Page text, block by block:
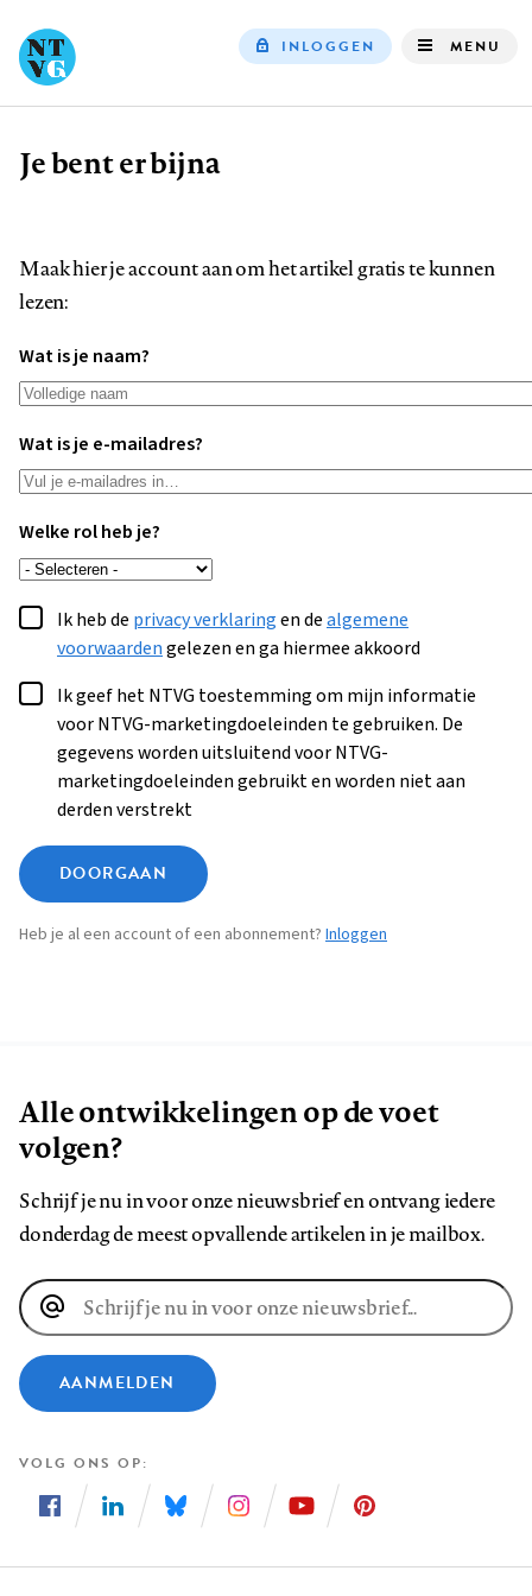
INLOGGEN MENU
Kruimelpad
Je bent er bijna
Maak hier je account aan om het artikel gratis te kunnen
lezen:
Wat is je naam?
Wat is je e-mailadres?
Welke rol heb je?
Ik heb de privacy verklaringen dealgemene
voorwaardengelezen en ga hiermee akkoord
Ik geef het NTVG toestemming om mijn informatie
voor NTVG-marketingdoeleinden te gebruiken. De
gegevens worden uitsluitend voor NTVG-
marketingdoeleinden gebruikt en worden niet aan
derden verstrekt
DOORGAAN
Heb je al een account of een abonnement? Inloggen
Alle ontwikkelingen op de voet
volgen?
Schrijf je nu in voor onze nieuwsbrief en ontvang iedere
donderdag de meest opvallende artikelen in je mailbox.
E-
mailadres
AANMELDEN
VOLG ONS OP
ons
ons
ons
ons
ons
ons